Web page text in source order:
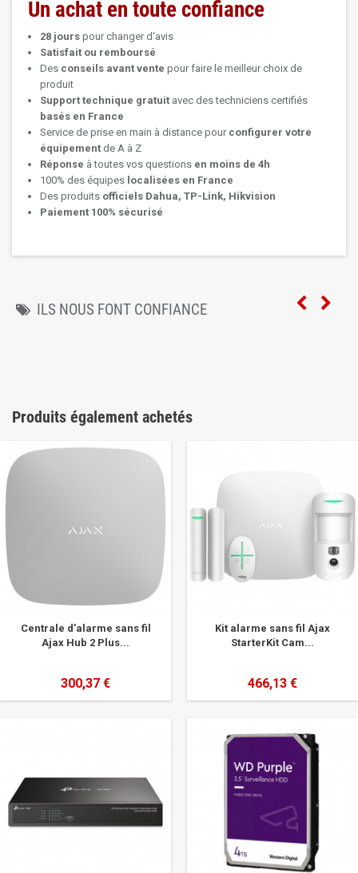
Un achat en toute confiance
28 jours pour changer d'avis
Satisfait ou remboursé
Des conseils avant vente pour faire le meilleur choix de
produit
Support technique gratuit avec des techniciens certifiés
basés en France
Service de prise en main à distance pour configurer votre
équipement de A à Z
Réponse à toutes vos questions en moins de 4h
100% des équipes localisées en France
Des produits officiels Dahua, TP-Link, Hikvision
Paiement 100% sécurisé
ILS NOUS FONT CONFIANCE
Produits également achetés
Centrale d'alarme sans fil
Ajax Hub 2 Plus...
300,37 €
Kit alarme sans fil Ajax
StarterKit Cam...
466,13 €